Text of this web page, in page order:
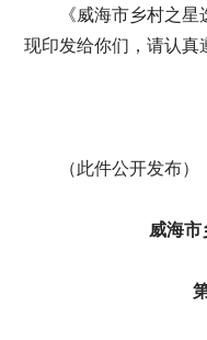
《威海市乡村之
现印发给你们，请认真
（此件公开发布）
威海市